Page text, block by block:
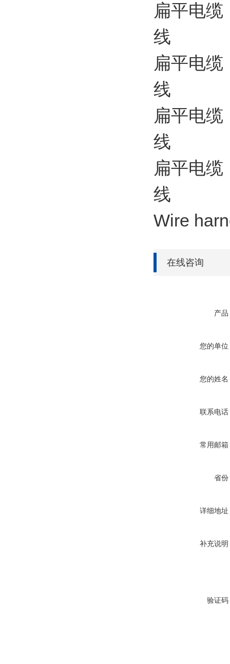
扁平
线
扁平
线
扁平
线
扁平
线
Wire
在线咨询
产品
您的单位
您的姓名
联系电话
常用邮箱
省份
详细地址
补充说明
验证码